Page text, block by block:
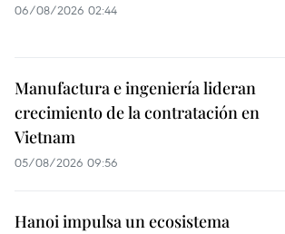
06/08/2026 02:44
Manufactura e ingeniería lideran
crecimiento de la contratación en
Vietnam
05/08/2026 09:56
Hanoi impulsa un ecosistema